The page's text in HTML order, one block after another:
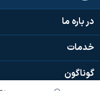
در باره ما
خدمات
گوناگون